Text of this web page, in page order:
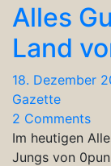
Alles
Land
18. Dezember
Gazette
2 Comments
Im heutigen
Jungs von